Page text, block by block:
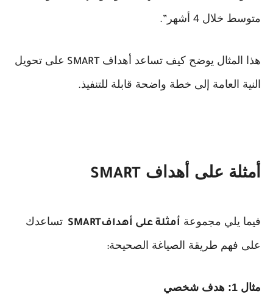
متوسط خلال 4 أشهر
.”
هذا المثال يوضح كيف تساعد أهداف SMART على تحويل
النية العامة إلى خطة واضحة قابلة للتنفيذ.
أمثلة على أهداف SMART
فيما يلي مجموعة أمثلة على أهدافSMART تساعدك
على فهم طريقة الصياغة الصحيحة:
مثال 1: هدف شخصي